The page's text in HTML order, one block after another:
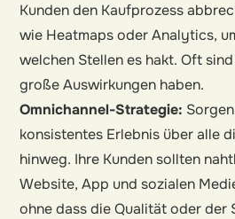
Kunden den Kaufprozess
wie Heatmaps oder Analytics,
welchen Stellen es hakt. Oft
große Auswirkungen haben.
Omnichannel-Strategie:
konsistentes Erlebnis über alle
hinweg. Ihre Kunden sollten
Website, App und sozialen
ohne dass die Qualität oder der